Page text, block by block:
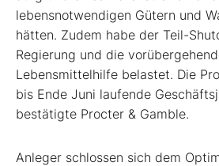
lebensnotwendigen Gütern und
hätten. Zudem habe der Teil-
Regierung und die
Lebensmittelhilfe belastet. Die
bis Ende Juni laufende
bestätigte Procter & Gamble.
Anleger schlossen sich dem